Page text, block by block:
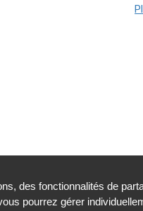
des fonctionnalités de
pourrez gérer
et traceurs